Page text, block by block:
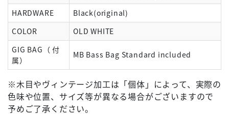
HARDWARE
Black(original)
COLOR
OLD WHITE
GIG BAG（ 付
属）
MB Bass Bag Standard included
※木目やヴィンテージ加工は「個体」によって、実際の
色味や位置、サイズ等が異なる場合がございますので
予めご了承ください。